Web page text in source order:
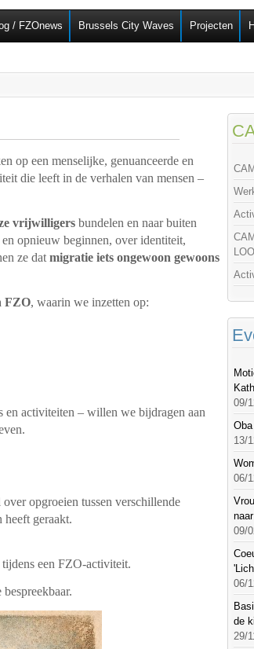
/ FZOnews Brussels City Waves Projecten
op een menselijke, genuanceerde en
die leeft in de verhalen van mensen –
vrijwilligers bundelen en naar buiten
opnieuw beginnen, over identiteit,
ze dat migratie iets ongewoon gewoons
FZO, waarin we inzetten op:
en activiteiten – willen we bijdragen aan
opgroeien tussen verschillende
geraakt.
een FZO-activiteit.
09/
13/
06/
09/
06/
de
29/